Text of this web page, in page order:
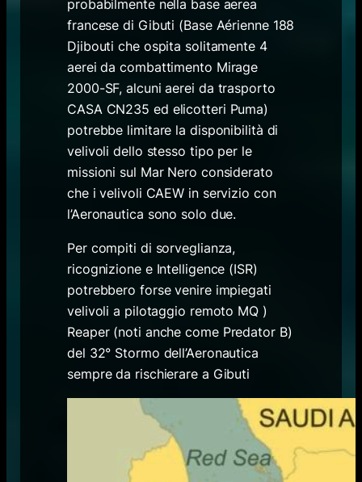
probabilmente nella base aerea
francese di Gibuti (Base Aérienne 188
Djibouti che ospita solitamente 4
aerei da combattimento Mirage
2000-SF, alcuni aerei da trasporto
CASA CN235 ed elicotteri Puma)
potrebbe limitare la disponibilità di
velivoli dello stesso tipo per le
missioni sul Mar Nero considerato
che i velivoli CAEW in servizio con
l’Aeronautica sono solo due.
Per compiti di sorveglianza,
ricognizione e Intelligence (ISR)
potrebbero forse venire impiegati
velivoli a pilotaggio remoto MQ )
Reaper (noti anche come Predator B)
del 32° Stormo dell’Aeronautica
sempre da rischierare a Gibuti